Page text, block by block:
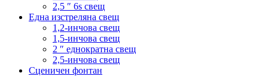
2,5 ″ 6s свещ
Една изстреляна свещ
1,2-инчова свещ
1,5-инчова свещ
2 ″ еднократна свещ
2,5-инчова свещ
Сценичен фонтан